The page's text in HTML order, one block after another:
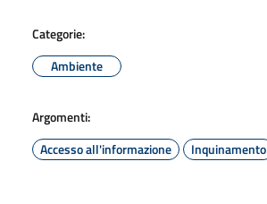
Categorie:
Ambiente
Argomenti:
Accesso all'informazione
Inquinamento